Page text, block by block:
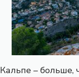
Кальпе – больше,